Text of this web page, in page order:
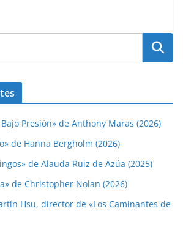
Presión» de Anthony Maras (2026)
de Hanna Bergholm (2026)
de Alauda Ruiz de Azúa (2025)
de Christopher Nolan (2026)
Hsu, director de «Los Caminantes de